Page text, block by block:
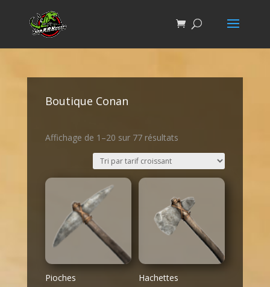
Boutique Conan
Affichage de 1–20 sur 77 résultats
Pioches
Hachettes